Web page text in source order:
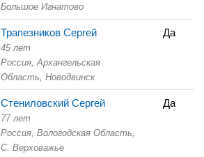
Большое Игнатово
Трапезников Сергей
45 лет
Россия, Архангельская
Область, Новодвинск
Да
Стениловский Сергей
77 лет
Россия, Вологодская Область,
С. Верховажье
Да